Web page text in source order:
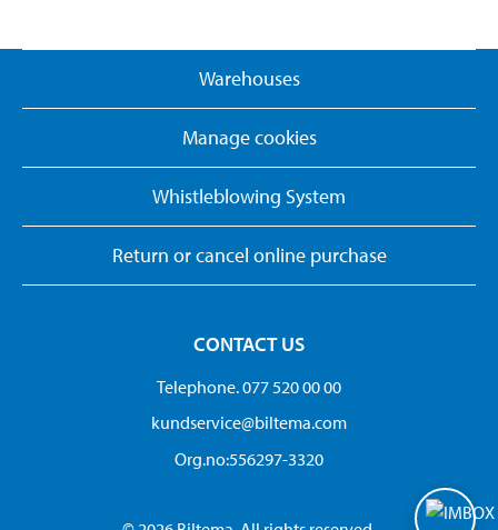
Warehouses
Manage cookies
Whistleblowing System
Return or cancel online purchase
CONTACT US
Telephone. 077 520 00 00
kundservice@biltema.com
Org.no:556297-3320